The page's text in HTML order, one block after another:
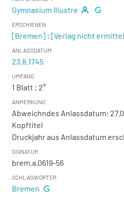
Gymnasium Illustre
ERSCHIENEN
[Bremen] : [Verlag nicht
ANLASSDATUM
23.8.1745
UMFANG
1 Blatt ; 2°
ANMERKUNG
Abweichndes Anlassdatum:
Kopftitel
Druckjahr aus Anlassdatum
SIGNATUR
brem.a.0619-56
SCHLAGWÖRTER
Bremen